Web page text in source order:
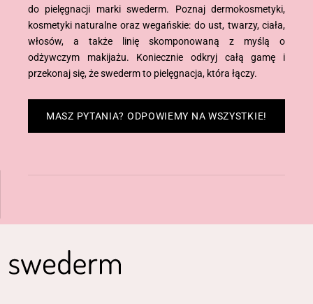
do pielęgnacji marki swederm. Poznaj dermokosmetyki,
kosmetyki naturalne oraz wegańskie: do ust, twarzy, ciała,
włosów, a także linię skomponowaną z myślą o
odżywczym makijażu. Koniecznie odkryj całą gamę i
przekonaj się, że swederm to pielęgnacja, która łączy.
MASZ PYTANIA? ODPOWIEMY NA WSZYSTKIE!